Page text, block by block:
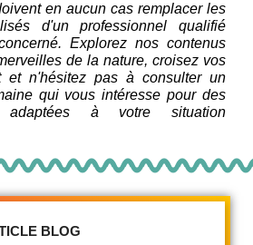
en aucun cas remplacer les
d'un professionnel qualifié
Explorez nos contenus
de la nature, croisez vos
et n'hésitez pas à consulter un
qui vous intéresse pour des
adaptées à votre situation
BLOG